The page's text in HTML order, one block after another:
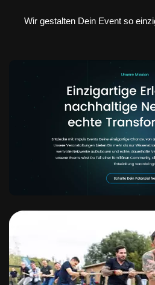
Wir gestalten Dein Event so